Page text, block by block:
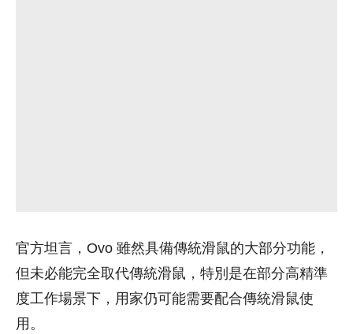
官方坦言，Ovo 雖然具備傳統滑鼠的大部分功能，
但未必能完全取代傳統滑鼠，特別是在部分高精準
度工作場景下，用家仍可能需要配合傳統滑鼠使
用。